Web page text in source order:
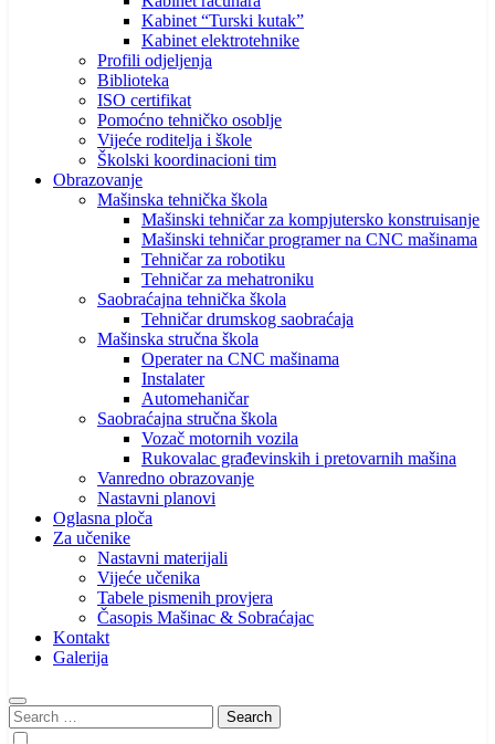
Kabinet “Turski kutak”
Kabinet elektrotehnike
Profili odjeljenja
Biblioteka
ISO certifikat
Pomoćno tehničko osoblje
Vijeće roditelja i škole
Školski koordinacioni tim
Obrazovanje
Mašinska tehnička škola
Mašinski tehničar za kompjutersko konstruisanje
Mašinski tehničar programer na CNC mašinama
Tehničar za robotiku
Tehničar za mehatroniku
Saobraćajna tehnička škola
Tehničar drumskog saobraćaja
Mašinska stručna škola
Operater na CNC mašinama
Instalater
Automehaničar
Saobraćajna stručna škola
Vozač motornih vozila
Rukovalac građevinskih i pretovarnih mašina
Vanredno obrazovanje
Nastavni planovi
Oglasna ploča
Za učenike
Nastavni materijali
Vijeće učenika
Tabele pismenih provjera
Časopis Mašinac & Sobraćajac
Kontakt
Galerija
Search
for: